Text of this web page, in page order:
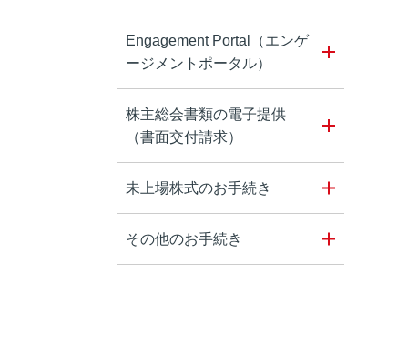
Engagement Portal（エンゲ
ージメントポータル）
株主総会書類の電子提供
（書面交付請求）
未上場株式のお手続き
その他のお手続き